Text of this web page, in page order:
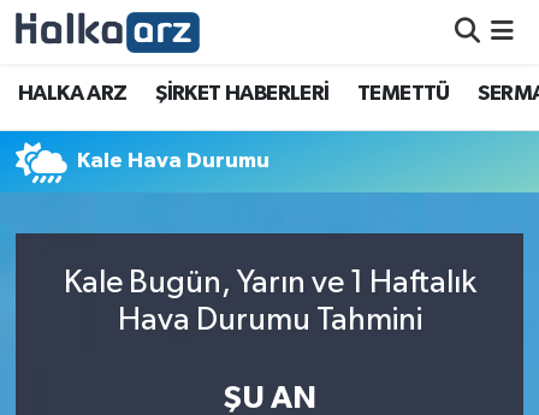
HALKA ARZ ŞİRKET HABERLERİ TEMETTÜ
Kale Hava Durumu
Kale Bugün, Yarın ve 1 Haftalık
Hava Durumu Tahmini
ŞU AN
HALKA ARZ
SERMAYE ARTIRIMI
TEMETTÜ
İletişim